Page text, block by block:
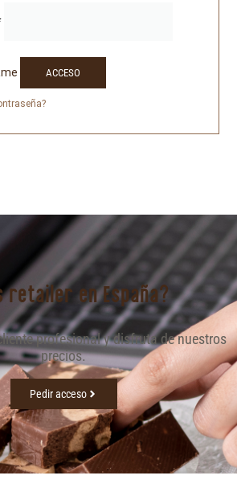
ACCESO
retailer en España?
profesional y disfruta de nuestros
precios.
Pedir acceso